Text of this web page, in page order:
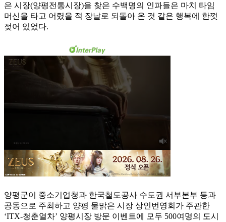
은 시장(양평전통시장)을 찾은 수백명의 인파들은 마치 타임
머신을 타고 어렸을 적 장날로 되돌아 온 것 같은 행복에 한껏
젖어 있었다.
양평군이 중소기업청과 한국철도공사 수도권 서부본부 등과
공동으로 주최하고 양평 물맑은 시장 상인번영회가 주관한
‘ITX-청춘열차’ 양평시장 방문 이벤트에 모두 500여명의 도시